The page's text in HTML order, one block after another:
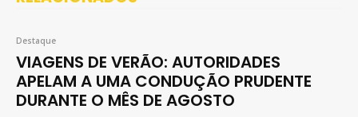
Destaque
VIAGENS DE VERÃO: AUTORIDADES
APELAM A UMA CONDUÇÃO PRUDENTE
DURANTE O MÊS DE AGOSTO